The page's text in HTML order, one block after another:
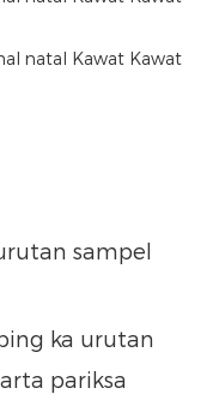
sampel
ka urutan
pariksa